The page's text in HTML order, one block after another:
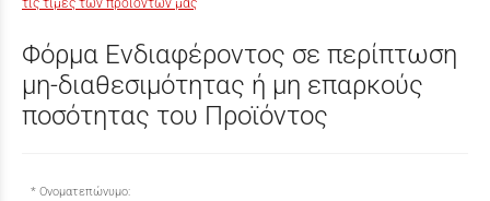
τις τιμές των προϊόντων μας
Φόρμα Ενδιαφέροντος σε περίπτωση
μη-διαθεσιμότητας ή μη επαρκούς
ποσότητας του Προϊόντος
Ονοματεπώνυμο: